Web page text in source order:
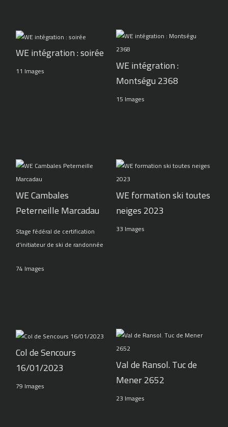
WE intégration : soirée
11 Images
WE intégration :
Montségu 2368
15 Images
WE Cambales
Peterneille Marcadau
Stage fédéral de certification
d'initiateur de ski de randonnée
74 Images
WE formation ski toutes
neiges 2023
33 Images
Col de Sencours
16/01/2023
79 Images
Val de Ransol. Tuc de
Mener 2652
23 Images